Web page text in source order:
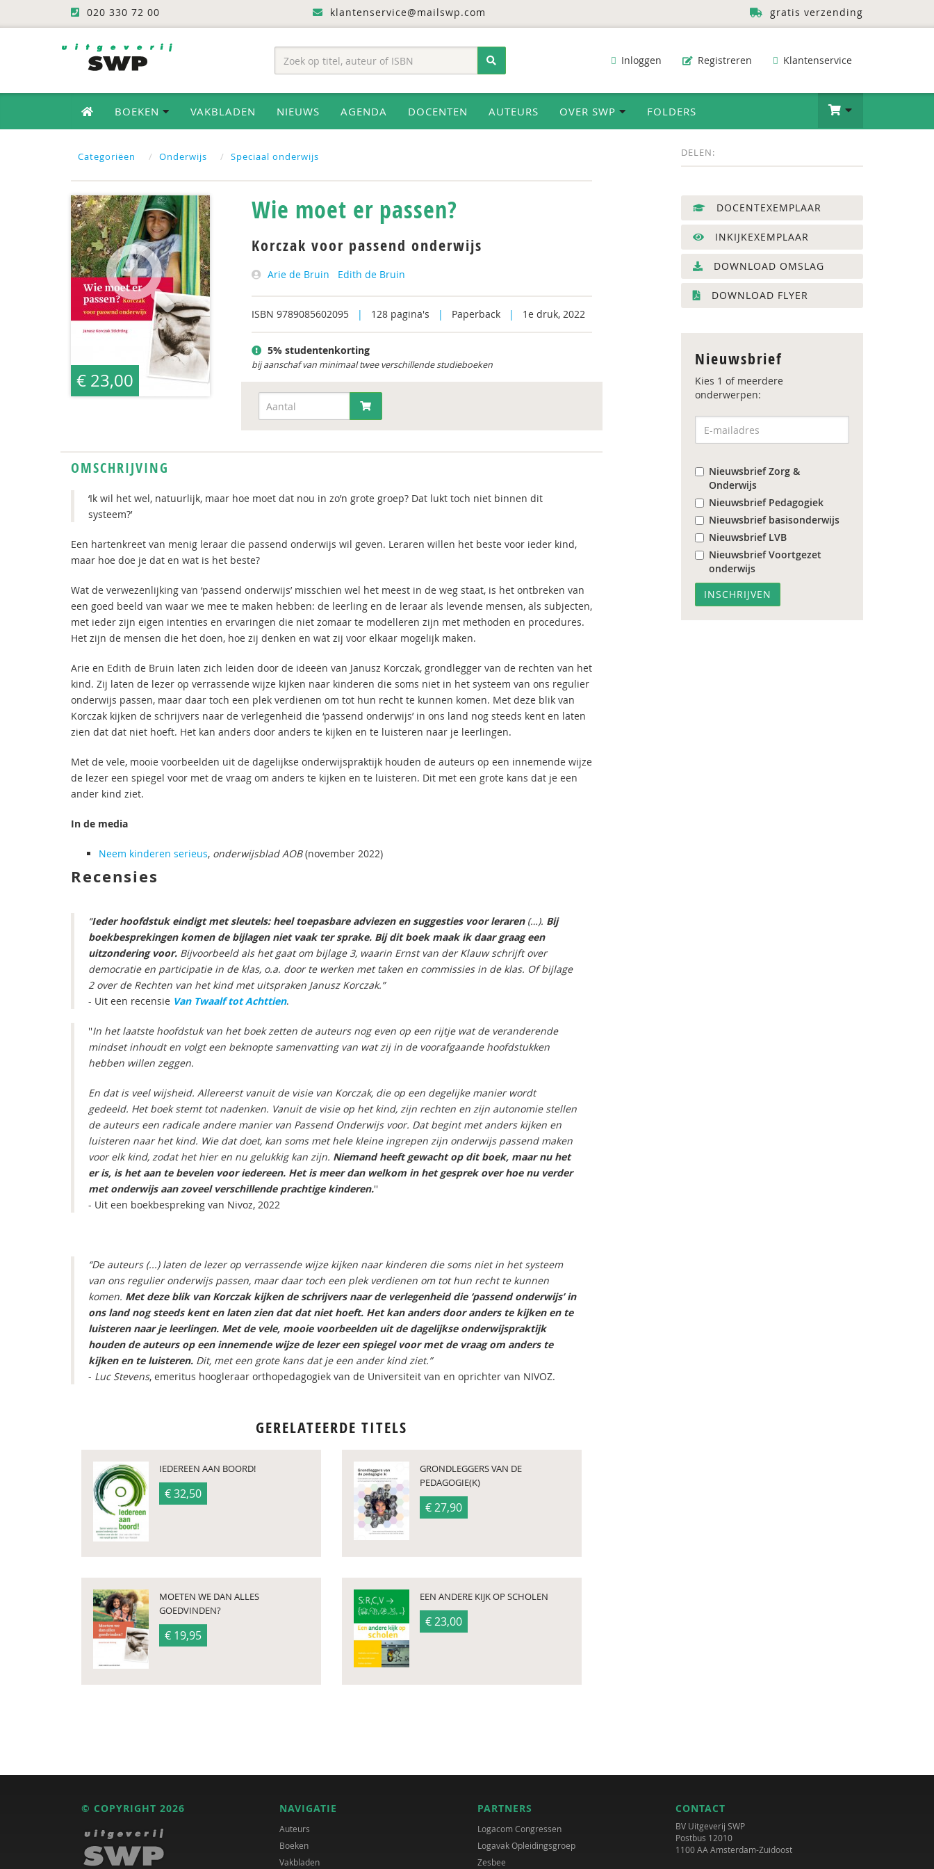
020 330 72 00 klantenservice@mailswp.com gratis verzending
Inloggen Registreren Klantenservice
BOEKEN VAKBLADEN NIEUWS AGENDA DOCENTEN AUTEURS OVER SWP FOLDERS
Categoriëen Onderwijs Speciaal onderwijs DELEN:
€ 23,00
Wie moet er passen?
Korczak voor passend onderwijs
Arie de Bruin Edith de Bruin
ISBN 9789085602095 | 128 pagina's | Paperback | 1e druk, 2022
5% studentenkorting
bij aanschaf van minimaal twee verschillende studieboeken
OMSCHRIJVING
‘Ik wil het wel, natuurlijk, maar hoe moet dat nou in zo’n grote groep? Dat lukt toch niet binnen dit
systeem?’
Een hartenkreet van menig leraar die passend onderwijs wil geven. Leraren willen het beste voor ieder kind,
maar hoe doe je dat en wat is het beste?
Wat de verwezenlijking van ‘passend onderwijs’ misschien wel het meest in de weg staat, is het ontbreken van
een goed beeld van waar we mee te maken hebben: de leerling en de leraar als levende mensen, als subjecten,
met ieder zijn eigen intenties en ervaringen die niet zomaar te modelleren zijn met methoden en procedures.
Het zijn de mensen die het doen, hoe zij denken en wat zij voor elkaar mogelijk maken.
Arie en Edith de Bruin laten zich leiden door de ideeën van Janusz Korczak, grondlegger van de rechten van het
kind. Zij laten de lezer op verrassende wijze kijken naar kinderen die soms niet in het systeem van ons regulier
onderwijs passen, maar daar toch een plek verdienen om tot hun recht te kunnen komen. Met deze blik van
Korczak kijken de schrijvers naar de verlegenheid die ‘passend onderwijs’ in ons land nog steeds kent en laten
zien dat dat niet hoeft. Het kan anders door anders te kijken en te luisteren naar je leerlingen.
Met de vele, mooie voorbeelden uit de dagelijkse onderwijspraktijk houden de auteurs op een innemende wijze
de lezer een spiegel voor met de vraag om anders te kijken en te luisteren. Dit met een grote kans dat je een
ander kind ziet.
In de media
Neem kinderen serieus, onderwijsblad AOB(november 2022)
Recensies
“Ieder hoofdstuk eindigt met sleutels: heel toepasbare adviezen en suggesties voor leraren (…). Bij
boekbesprekingen komen de bijlagen niet vaak ter sprake. Bij dit boek maak ik daar graag een
uitzondering voor. Bijvoorbeeld als het gaat om bijlage 3, waarin Ernst van der Klauw schrijft over
democratie en participatie in de klas, o.a. door te werken met taken en commissies in de klas. Of bijlage
2 over de Rechten van het kind met uitspraken Janusz Korczak.”
- Uit een recensie Van Twaalf tot Achttien.
''In het laatste hoofdstuk van het boek zetten de auteurs nog even op een rijtje wat de veranderende
mindset inhoudt en volgt een beknopte samenvatting van wat zij in de voorafgaande hoofdstukken
hebben willen zeggen.
En dat is veel wijsheid. Allereerst vanuit de visie van Korczak, die op een degelijke manier wordt
gedeeld. Het boek stemt tot nadenken. Vanuit de visie op het kind, zijn rechten en zijn autonomie stellen
de auteurs een radicale andere manier van Passend Onderwijs voor. Dat begint met anders kijken en
luisteren naar het kind. Wie dat doet, kan soms met hele kleine ingrepen zijn onderwijs passend maken
voor elk kind, zodat het hier en nu gelukkig kan zijn. Niemand heeft gewacht op dit boek, maar nu het
er is, is het aan te bevelen voor iedereen. Het is meer dan welkom in het gesprek over hoe nu verder
met onderwijs aan zoveel verschillende prachtige kinderen.''
- Uit een boekbespreking van Nivoz, 2022
“De auteurs (...) laten de lezer op verrassende wijze kijken naar kinderen die soms niet in het systeem
van ons regulier onderwijs passen, maar daar toch een plek verdienen om tot hun recht te kunnen
komen. Met deze blik van Korczak kijken de schrijvers naar de verlegenheid die ‘passend onderwijs’ in
ons land nog steeds kent en laten zien dat dat niet hoeft. Het kan anders door anders te kijken en te
luisteren naar je leerlingen. Met de vele, mooie voorbeelden uit de dagelijkse onderwijspraktijk
houden de auteurs op een innemende wijze de lezer een spiegel voor met de vraag om anders te
kijken en te luisteren. Dit, met een grote kans dat je een ander kind ziet.”
- Luc Stevens, emeritus hoogleraar orthopedagogiek van de Universiteit van en oprichter van NIVOZ.
GERELATEERDE TITELS
IEDEREEN AAN BOORD!
€ 32,50
GRONDLEGGERS VAN DE
PEDAGOGIE(K)
€ 27,90
MOETEN WE DAN ALLES
GOEDVINDEN?
€ 19,95
EEN ANDERE KIJK OP SCHOLEN
€ 23,00
DOCENTEXEMPLAAR
INKIJKEXEMPLAAR
DOWNLOAD OMSLAG
DOWNLOAD FLYER
Nieuwsbrief
Kies 1 of meerdere
onderwerpen:
Nieuwsbrief Zorg &
Onderwijs
Nieuwsbrief Pedagogiek
Nieuwsbrief basisonderwijs
Nieuwsbrief LVB
Nieuwsbrief Voortgezet
onderwijs
© COPYRIGHT 2026 NAVIGATIE
Auteurs
Boeken
Vakbladen
PARTNERS
Logacom Congressen
Logavak Opleidingsgroep
Zesbee
CONTACT
BV Uitgeverij SWP
Postbus 12010
1100 AA Amsterdam-Zuidoost